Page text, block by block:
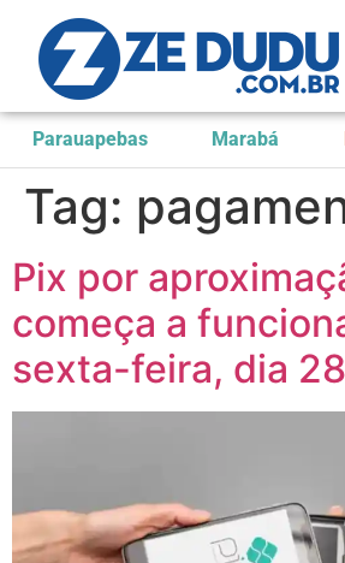
Parauapebas Marabá
Tag:
Pix por
começa a
sexta-feira, dia 28